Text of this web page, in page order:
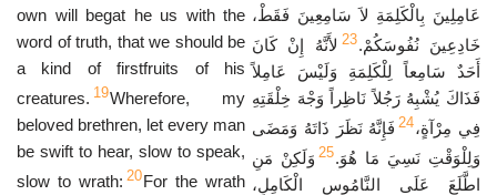
own will begat he us with the
word of truth, that we should be
a kind of firstfruits of his
creatures. 19Wherefore, my
beloved brethren, let every man
be swift to hear, slow to speak,
slow to wrath: 20For the wrath
عَامِلِينَ بِالْكَلِمَةِ لاَ سَامِعِينَ فَقَطْ،
خَادِعِينَ نُفُوسَكُمْ.23 لأَنَّهُ إِنْ كَانَ
أَحَدٌ سَامِعاً لِلْكَلِمَةِ وَلَيْسَ عَامِلاً
فَذَاكَ يُشْبِهُ رَجُلاً نَاظِراً وَجْهَ خِلْقَتِهِ
فِي مِرْآةٍ،24 فَإِنَّهُ نَظَرَ ذَاتَهُ وَمَضَى
وَلِلْوَقْتِ نَسِيَ مَا هُوَ.25 وَلَكِنْ مَنِ
اطَّلَعَ عَلَى النَّامُوسِ الْكَامِلِ،